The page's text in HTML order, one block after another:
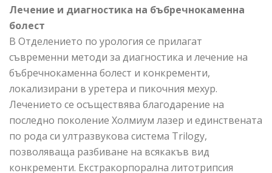
Лечение и диагностика на бъбречнокаменна
болест
В Отделението по урология се прилагат
съвременни методи за диагностика и лечение на
бъбречнокаменна болест и конкременти,
локализирани в уретера и пикочния мехур.
Лечението се осъществява благодарение на
последно поколение Холмиум лазер и единствената
по рода си ултразвукова система Trilogy,
позволяваща разбиване на всякакъв вид
конкременти. Екстракорпорална литотрипсия